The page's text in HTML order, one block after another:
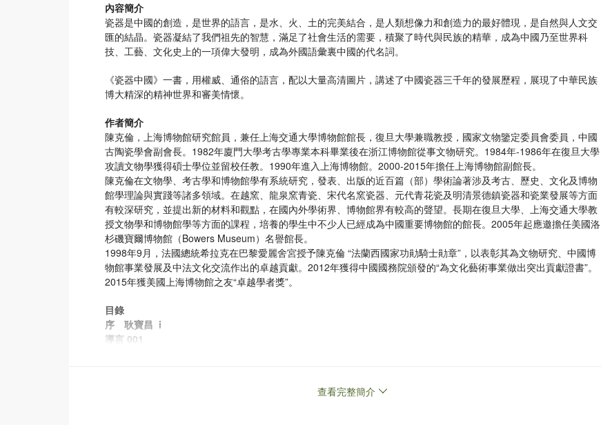
內容簡介
瓷器是中國的創造，是世界的語言，是水、火、土的完美結合，是人類想像力和創造力的最好體現，是自然與人文交
匯的結晶。瓷器凝結了我們祖先的智慧，滿足了社會生活的需要，積聚了時代與民族的精華，成為中國乃至世界科
技、工藝、文化史上的一項偉大發明，成為外國語彙裏中國的代名詞。
《瓷器中國》一書，用權威、通俗的語言，配以大量高清圖片，講述了中國瓷器三千年的發展歷程，展現了中華民族
博大精深的精神世界和審美情懷。
作者簡介
陳克倫，上海博物館研究館員，兼任上海交通大學博物館館長，復旦大學兼職教授，國家文物鑒定委員會委員，中國
古陶瓷學會副會長。1982年廈門大學考古學專業本科畢業後在浙江博物館從事文物研究。1984年-1986年在復旦大學
攻讀文物學獲得碩士學位並留校任教。1990年進入上海博物館。2000-2015年擔任上海博物館副館長。
陳克倫在文物學、考古學和博物館學有系統研究，發表、出版的近百篇（部）學術論著涉及考古、歷史、文化及博物
館學理論與實踐等諸多領域。在越窯、龍泉窯青瓷、宋代名窯瓷器、元代青花瓷及明清景德鎮瓷器和瓷業發展等方面
有較深研究，並提出新的材料和觀點，在國內外學術界、博物館界有較高的聲望。長期在復旦大學、上海交通大學教
授文物學和博物館學等方面的課程，培養的學生中不少人已經成為中國重要博物館的館長。2005年起應邀擔任美國洛
杉磯寶爾博物館（Bowers Museum）名譽館長。
1998年9月，法國總統希拉克在巴黎愛麗舍宮授予陳克倫 “法蘭西國家功勛騎士勛章”，以表彰其為文物研究、中國博
物館事業發展及中法文化交流作出的卓越貢獻。2012年獲得中國國務院頒發的“為文化藝術事業做出突出貢獻證書”。
2015年獲美國上海博物館之友“卓越學者獎”。
目錄
序 耿寶昌 i
導言 001
查看完整簡介